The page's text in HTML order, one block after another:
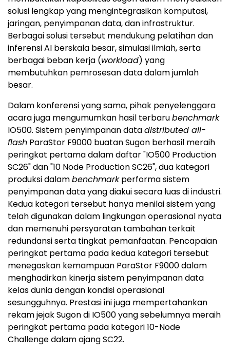
solusi lengkap yang mengintegrasikan komputasi,
jaringan, penyimpanan data, dan infrastruktur.
Berbagai solusi tersebut mendukung pelatihan dan
inferensi AI berskala besar, simulasi ilmiah, serta
berbagai beban kerja (workload) yang
membutuhkan pemrosesan data dalam jumlah
besar.
Dalam konferensi yang sama, pihak penyelenggara
acara juga mengumumkan hasil terbarubenchmark
IO500. Sistem penyimpanan datadistributed all-
flash ParaStor F9000 buatan Sugon berhasil meraih
peringkat pertama dalam daftar "IO500 Production
SC26" dan "10 Node Production SC26", dua kategori
produksi dalambenchmarkperforma sistem
penyimpanan data yang diakui secara luas di industri.
Kedua kategori tersebut hanya menilai sistem yang
telah digunakan dalam lingkungan operasional nyata
dan memenuhi persyaratan tambahan terkait
redundansi serta tingkat pemanfaatan. Pencapaian
peringkat pertama pada kedua kategori tersebut
menegaskan kemampuan ParaStor F9000 dalam
menghadirkan kinerja sistem penyimpanan data
kelas dunia dengan kondisi operasional
sesungguhnya. Prestasi ini juga mempertahankan
rekam jejak Sugon di IO500 yang sebelumnya meraih
peringkat pertama pada kategori 10-Node
Challenge dalam ajang SC22.